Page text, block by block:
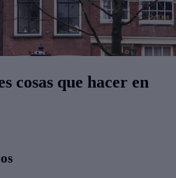
cosas que hacer en